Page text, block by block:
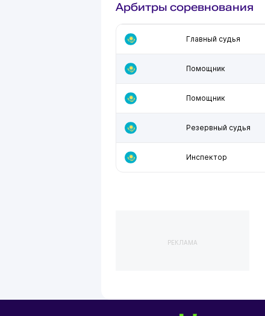
Арбитры соревнования
Главный судья
Помощник
Помощник
Резервный судья
Инспектор
РЕКЛАМА